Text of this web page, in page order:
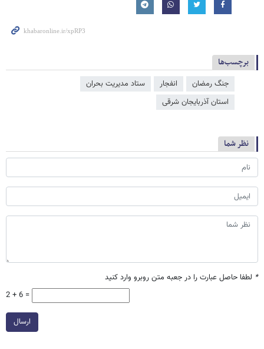
برچسب‌ها
جنگ رمضان انفجار
ستاد مدیریت بحران
استان آذربایجان شرقی
نظر شما
* لطفا حاصل عبارت را در جعبه متن روبرو وارد کنید
2 + 6 =
ارسال